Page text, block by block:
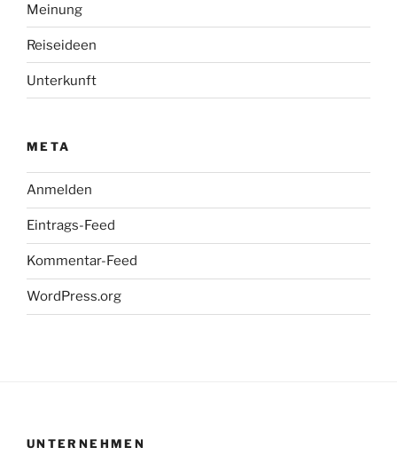
Meinung
Reiseideen
Unterkunft
META
Anmelden
Eintrags-Feed
Kommentar-Feed
WordPress.org
UNTERNEHMEN